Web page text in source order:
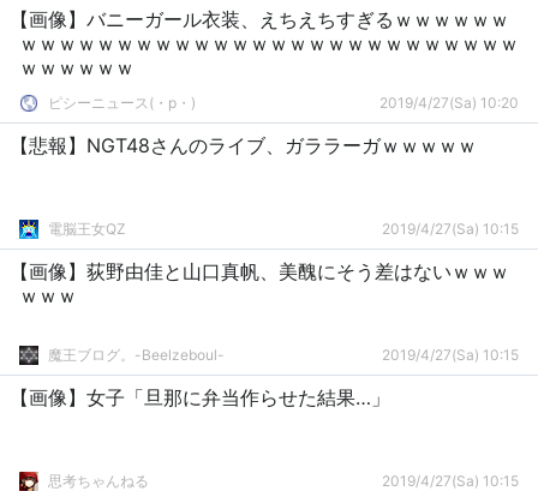
【画像】バニーガール衣装、えちえちすぎるｗｗｗｗｗｗ
ｗｗｗｗｗｗｗｗｗｗｗｗｗｗｗｗｗｗｗｗｗｗｗｗｗｗ
ｗｗｗｗｗｗ
ピシーニュース(・p・)ゞ 2019/4/27(Sa) 10:20
【悲報】NGT48さんのライブ、ガララーガｗｗｗｗｗ
電脳王女QZ 2019/4/27(Sa) 10:15
【画像】荻野由佳と山口真帆、美醜にそう差はないｗｗｗ
ｗｗｗ
魔王ブログ。-Beelzeboul- 2019/4/27(Sa) 10:15
【画像】女子「旦那に弁当作らせた結果…」
思考ちゃんねる 2019/4/27(Sa) 10:15